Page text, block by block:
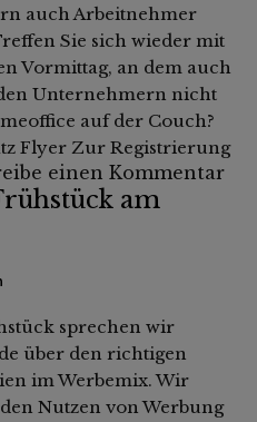
auch Arbeitnehmer
Sie sich wieder mit
Vormittag, an dem auch
Unternehmern nicht
auf der Couch?
Flyer Zur Registrierung
einen Kommentar
am
sprechen wir
über den richtigen
im Werbemix. Wir
Nutzen von Werbung